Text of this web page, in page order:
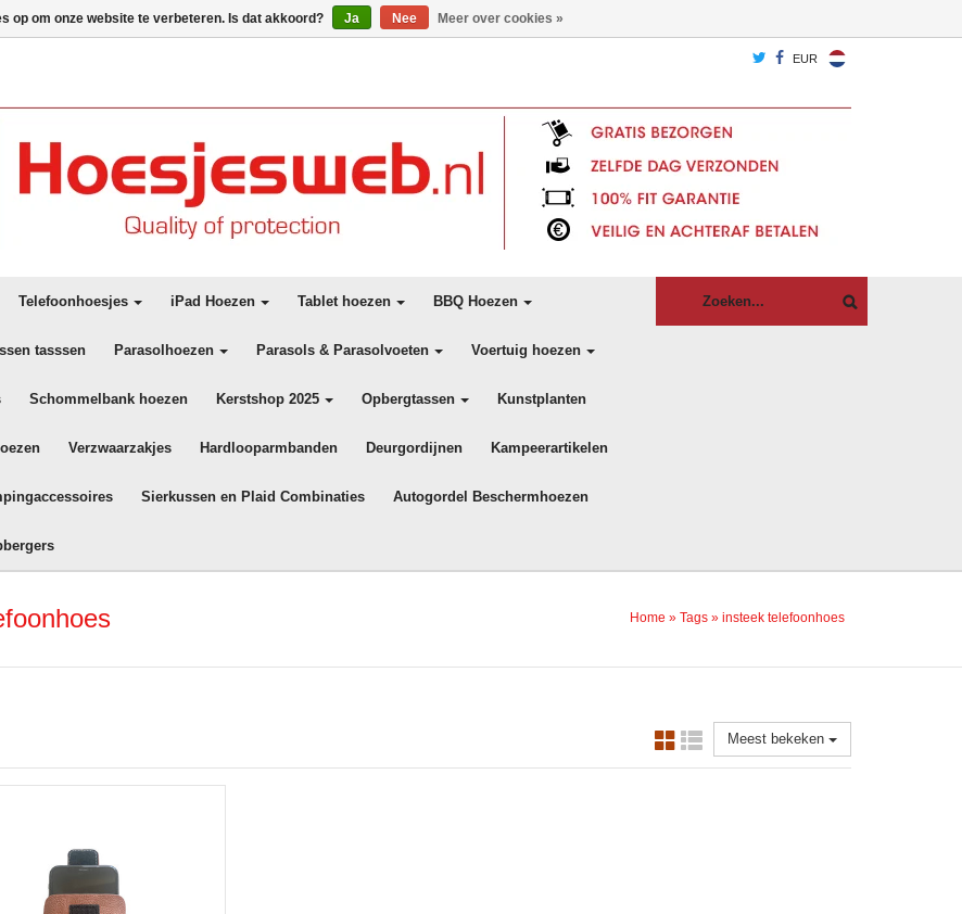
EUR
Telefoonhoesjes iPad Hoezen Tablet hoezen BBQ Hoezen
tasssen Parasolhoezen Parasols & Parasolvoeten Voertuig hoezen
Schommelbank hoezen Kerstshop 2025 Opbergtassen Kunstplanten
Verzwaarzakjes Hardlooparmbanden Deurgordijnen Kampeerartikelen
Sierkussen en Plaid Combinaties Autogordel Beschermhoezen
Home » Tags » insteek telefoonhoes
Meest bekeken
op om onze website te verbeteren. Is dat akkoord? Ja Nee Meer over cookies »